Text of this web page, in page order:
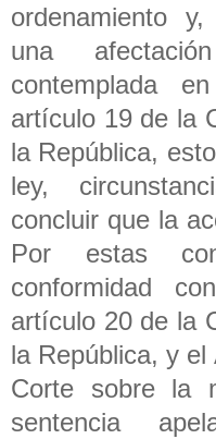
ordenamiento
una
contemplada
artículo 19 de la
la República,
ley,
concluir que la
Por estas
conformidad
artículo 20 de la
la República, y
Corte sobre la
sentencia